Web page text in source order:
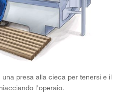
presa alla cieca per tenersi e il
l'operaio.